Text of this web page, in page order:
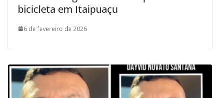
bicicleta em Itaipuaçu
6 de fevereiro de 2026